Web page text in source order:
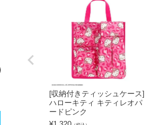
[収納付きティッシュケース]
ハローキティ キティレオパ
ードピンク